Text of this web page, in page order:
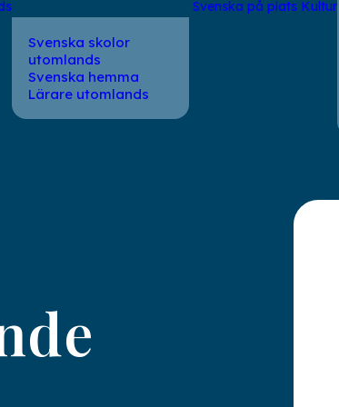
Svenska skolor
utomlands
Svenska hemma
Lärare utomlands
Svenska på plats Kultur